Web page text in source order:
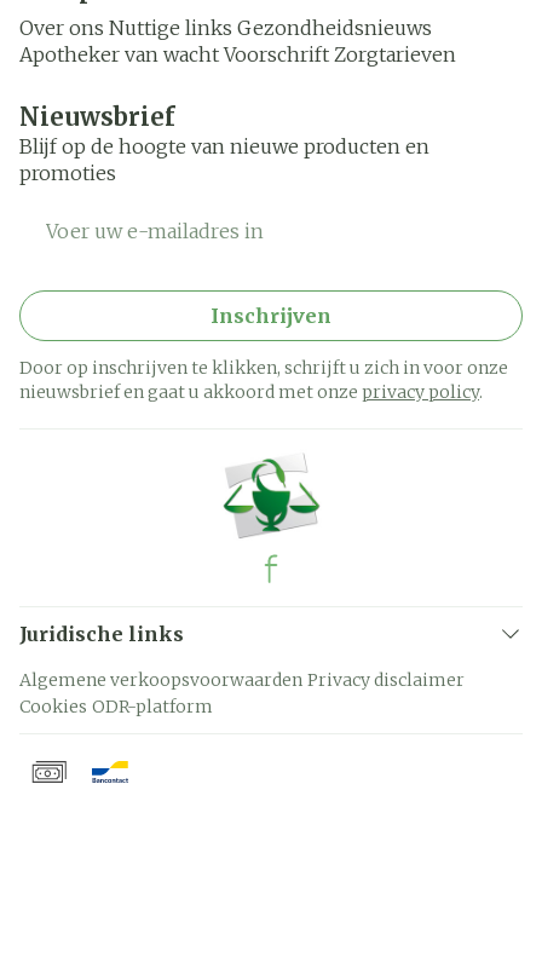
Over ons Nuttige links Gezondheidsnieuws
Apotheker van wacht Voorschrift Zorgtarieven
Nieuwsbrief
Blijf op de hoogte van nieuwe producten en
promoties
Inschrijven
Door op inschrijven te klikken, schrijft u zich in voor onze
nieuwsbrief en gaat u akkoord met onze privacy policy.
Juridische links
Algemene verkoopsvoorwaarden Privacy disclaimer
Cookies ODR-platform